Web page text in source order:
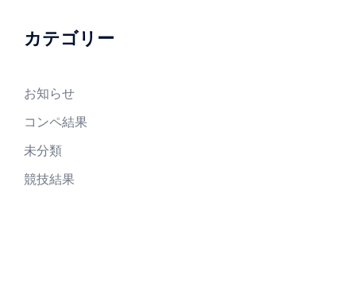
カテゴリー
お知らせ
コンペ結果
未分類
競技結果